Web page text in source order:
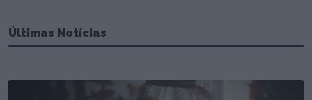
Últimas Notícias